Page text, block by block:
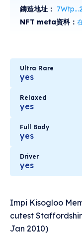
鑄造地址：
NFT meta資料：
Ultra Rare
yes
Relaxed
yes
Full Body
yes
Driver
yes
Impi Kisogloo
cutest
Jan 2010)